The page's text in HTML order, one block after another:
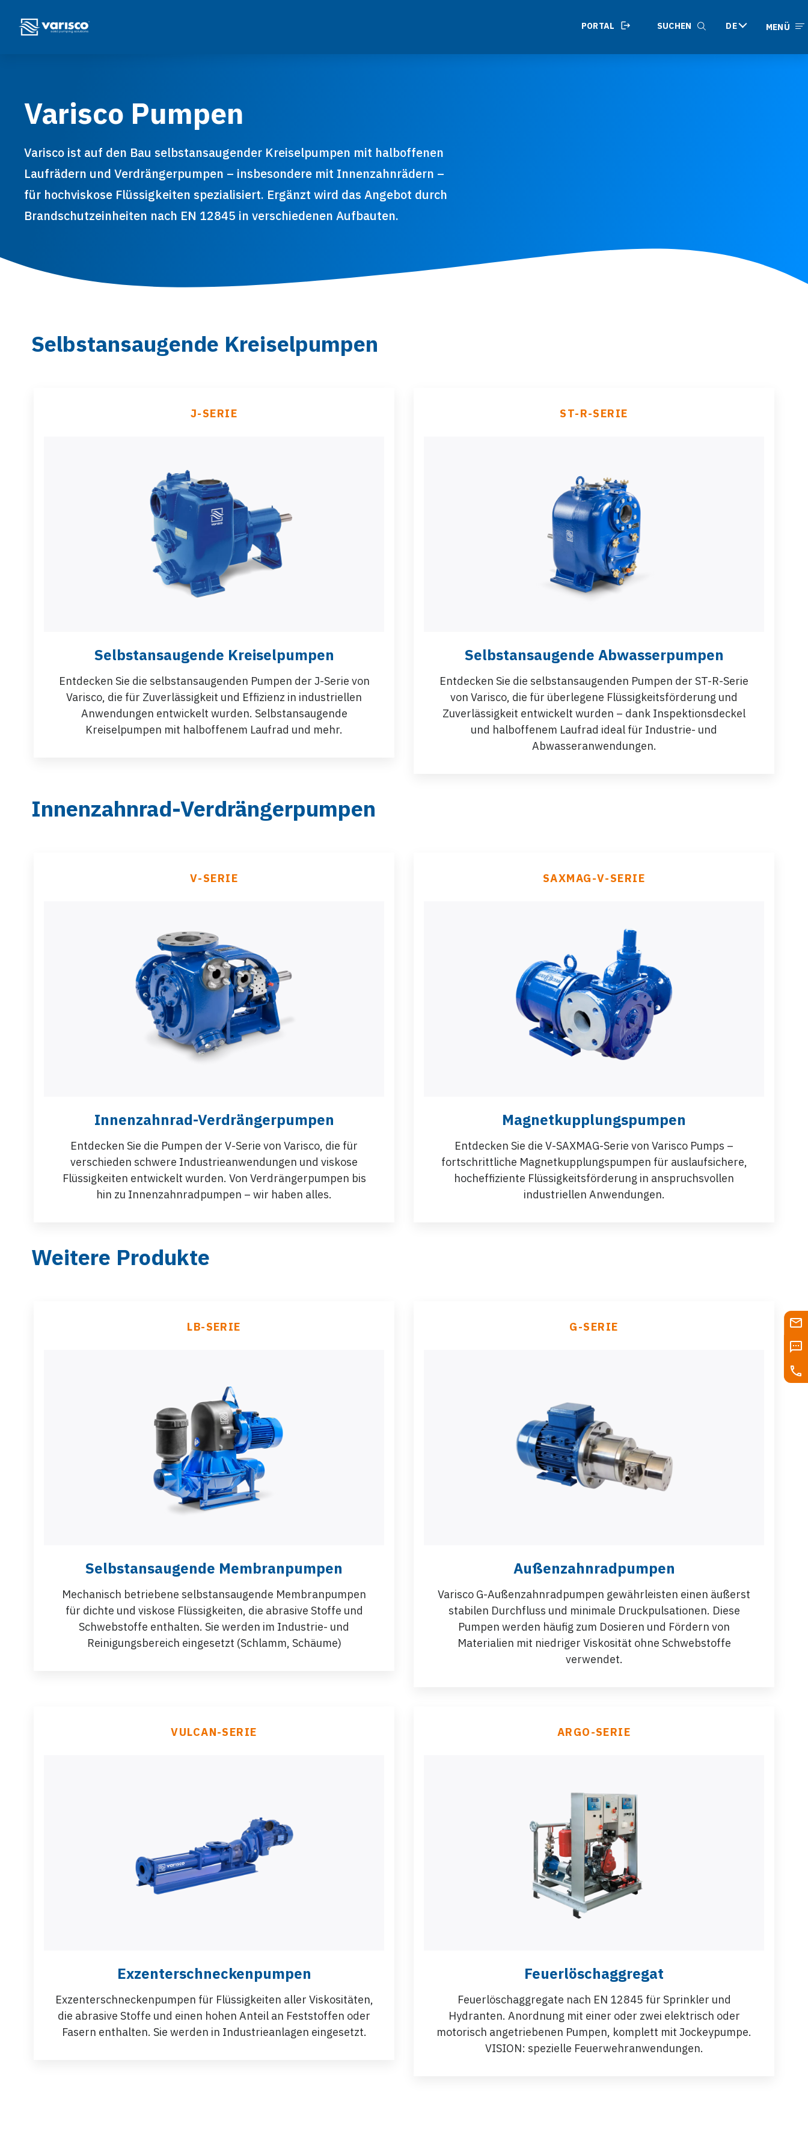
PORTAL SUCHEN DE MENÜ
Varisco Pumpen
Varisco ist auf den Bau selbstansaugender Kreiselpumpen mit halboffenen
Laufrädern und Verdrängerpumpen – insbesondere mit Innenzahnrädern –
für hochviskose Flüssigkeiten spezialisiert. Ergänzt wird das Angebot durch
Brandschutzeinheiten nach EN 12845 in verschiedenen Aufbauten.
Selbstansaugende Kreiselpumpen
J-SERIE
Selbstansaugende Kreiselpumpen
Entdecken Sie die selbstansaugenden Pumpen der J-Serie von
Varisco, die für Zuverlässigkeit und Effizienz in industriellen
Anwendungen entwickelt wurden. Selbstansaugende
Kreiselpumpen mit halboffenem Laufrad und mehr.
ST-R-SERIE
Selbstansaugende Abwasserpumpen
Entdecken Sie die selbstansaugenden Pumpen der ST-R-Serie
von Varisco, die für überlegene Flüssigkeitsförderung und
Zuverlässigkeit entwickelt wurden – dank Inspektionsdeckel
und halboffenem Laufrad ideal für Industrie- und
Abwasseranwendungen.
Innenzahnrad-Verdrängerpumpen
V-SERIE
Innenzahnrad-Verdrängerpumpen
Entdecken Sie die Pumpen der V-Serie von Varisco, die für
verschieden schwere Industrieanwendungen und viskose
Flüssigkeiten entwickelt wurden. Von Verdrängerpumpen bis
hin zu Innenzahnradpumpen – wir haben alles.
SAXMAG-V-SERIE
Magnetkupplungspumpen
Entdecken Sie die V-SAXMAG-Serie von Varisco Pumps –
fortschrittliche Magnetkupplungspumpen für auslaufsichere,
hocheffiziente Flüssigkeitsförderung in anspruchsvollen
industriellen Anwendungen.
Weitere Produkte
LB-SERIE
Selbstansaugende Membranpumpen
Mechanisch betriebene selbstansaugende Membranpumpen
für dichte und viskose Flüssigkeiten, die abrasive Stoffe und
Schwebstoffe enthalten. Sie werden im Industrie- und
Reinigungsbereich eingesetzt (Schlamm, Schäume)
G-SERIE
Außenzahnradpumpen
Varisco G-Außenzahnradpumpen gewährleisten einen äußerst
stabilen Durchfluss und minimale Druckpulsationen. Diese
Pumpen werden häufig zum Dosieren und Fördern von
Materialien mit niedriger Viskosität ohne Schwebstoffe
verwendet.
VULCAN-SERIE
Exzenterschneckenpumpen
Exzenterschneckenpumpen für Flüssigkeiten aller Viskositäten,
die abrasive Stoffe und einen hohen Anteil an Feststoffen oder
Fasern enthalten. Sie werden in Industrieanlagen eingesetzt.
ARGO-SERIE
Feuerlöschaggregat
Feuerlöschaggregate nach EN 12845 für Sprinkler und
Hydranten. Anordnung mit einer oder zwei elektrisch oder
motorisch angetriebenen Pumpen, komplett mit Jockeypumpe.
VISION: spezielle Feuerwehranwendungen.